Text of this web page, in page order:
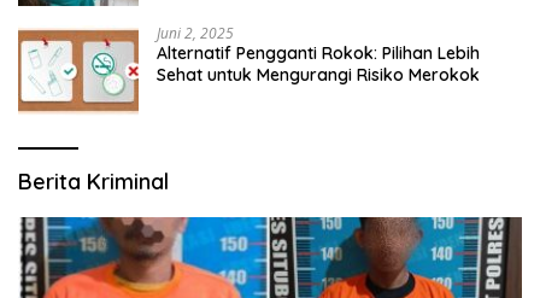
Juni 2, 2025
Alternatif Pengganti Rokok: Pilihan Lebih
Sehat untuk Mengurangi Risiko Merokok
Berita Kriminal